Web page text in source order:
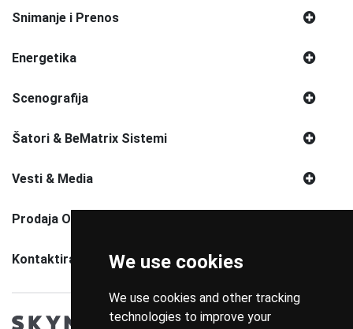
We use cookies
We use cookies and other tracking
technologies to improve your
Snimanje i Prenos
Energetika
Scenografija
Šatori & BeMatrix Sistemi
Vesti & Media
Prodaja Opreme
Kontaktirajte Nas